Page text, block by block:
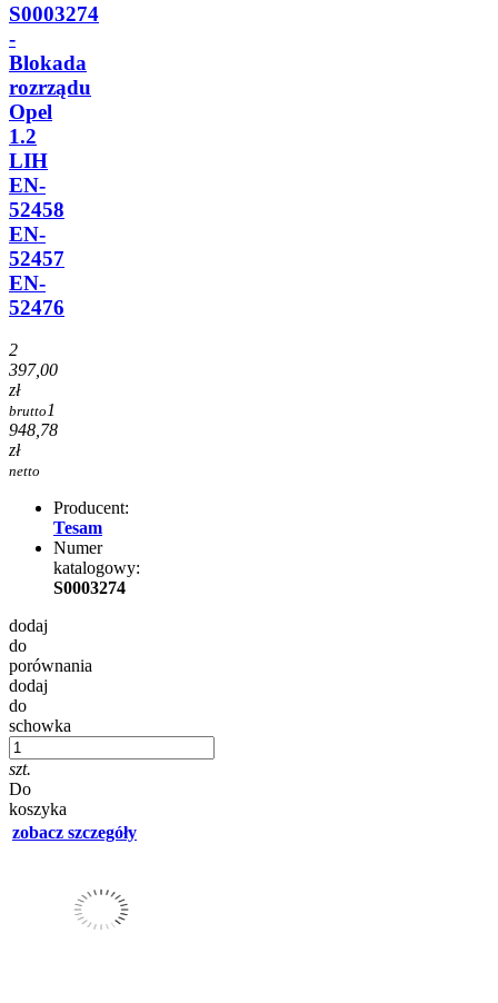
S0003274
-
Blokada
rozrządu
Opel
1.2
LIH
EN-
52458
EN-
52457
EN-
52476
2
397,00
zł
brutto 1
948,78
zł
netto
Producent:
Tesam
Numer
katalogowy:
S0003274
dodaj
do
porównania
dodaj
do
schowka
szt.
Do
koszyka
zobacz szczegóły